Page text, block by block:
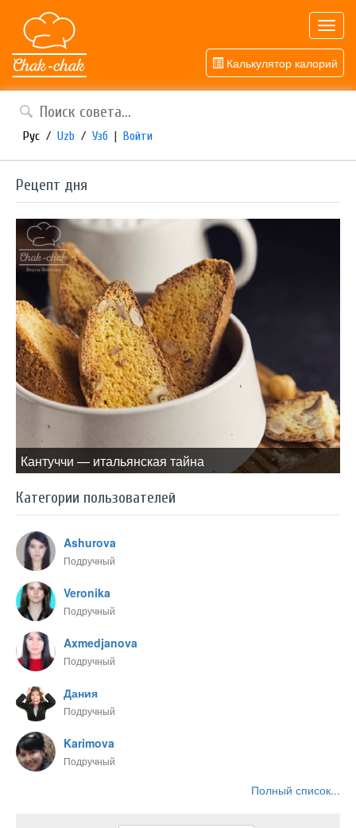
Калькулятор калорий
Рус / Uzb / Узб | Войти
Рецепт дня
Кантуччи — итальянская тайна
Категории пользователей
Ashurova
Подручный
Veronika
Подручный
Axmedjanova
Подручный
Дания
Подручный
Karimova
Подручный
Полный список...